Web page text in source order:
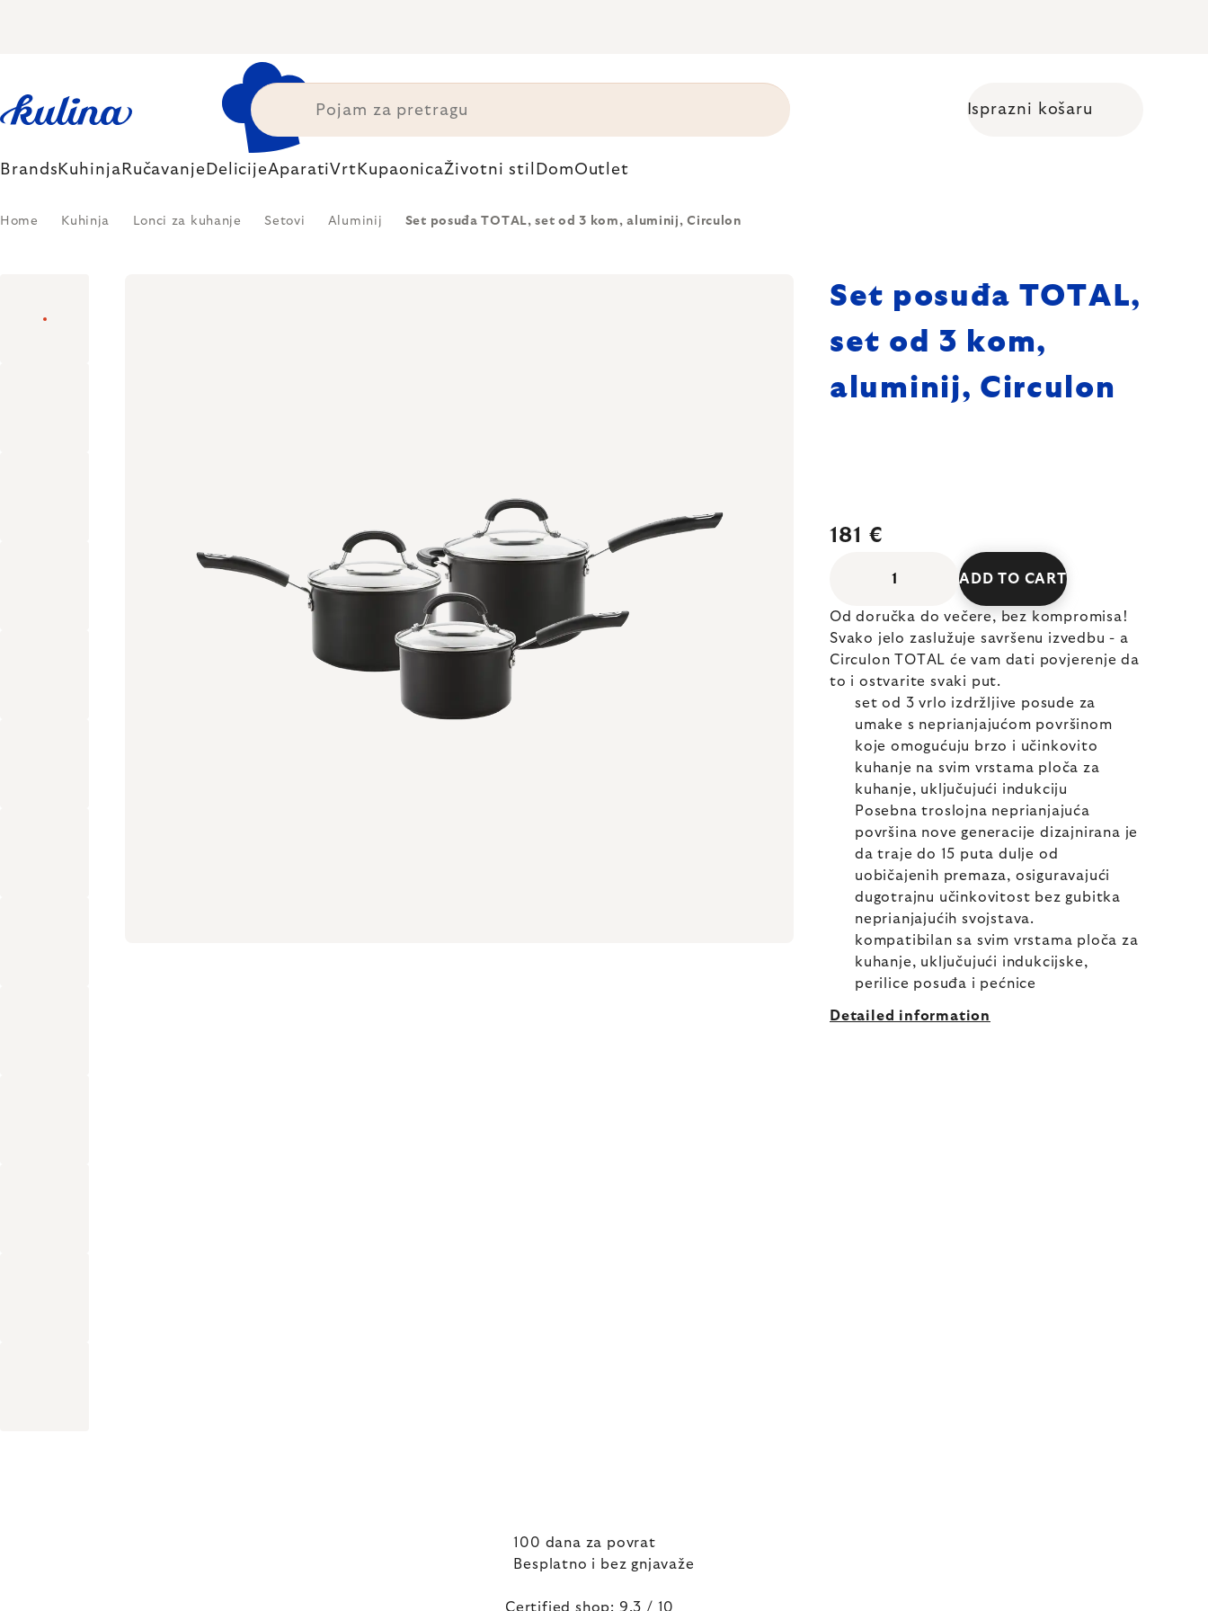
Isprazni košaru
Brands Kuhinja Ručavanje DelicijeAparatiVrt KupaonicaŽivotni stil DomOutlet
Home Kuhinja Lonci za kuhanje Setovi Aluminij Set posuđa TOTAL, set od 3 kom, aluminij, Circulon
Set posuđa TOTAL,
set od 3 kom,
aluminij, Circulon
181 €
ADD TO CART
Od doručka do večere, bez kompromisa!
Svako jelo zaslužuje savršenu izvedbu - a
Circulon TOTAL će vam dati povjerenje da
to i ostvarite svaki put.
set od 3 vrlo izdržljive posude za
umake s neprianjajućom površinom
koje omogućuju brzo i učinkovito
kuhanje na svim vrstama ploča za
kuhanje, uključujući indukciju
Posebna troslojna neprianjajuća
površina nove generacije dizajnirana je
da traje do 15 puta dulje od
uobičajenih premaza, osiguravajući
dugotrajnu učinkovitost bez gubitka
neprianjajućih svojstava.
kompatibilan sa svim vrstama ploča za
kuhanje, uključujući indukcijske,
perilice posuđa i pećnice
Detailed information
100 dana za povrat
Besplatno i bez gnjavaže
Certified shop: 9,3 / 10